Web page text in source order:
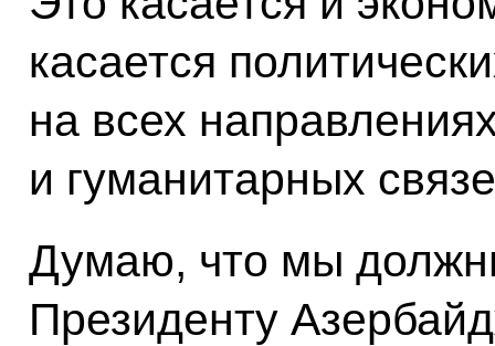
касается
на всех
и гуманитарных
Думаю, что мы
Президенту